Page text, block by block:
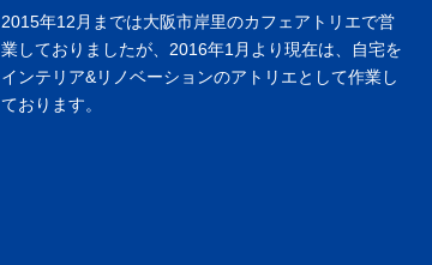
2015年12月までは大阪市岸里のカフェアトリエで営
業しておりましたが、2016年1月より現在は、自宅を
インテリア&リノベーションのアトリエとして作業し
ております。